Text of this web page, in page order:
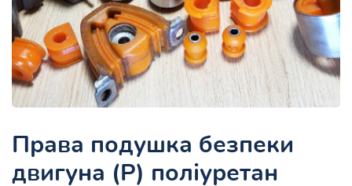
Права подушка безпеки
двигуна (P) поліуретан